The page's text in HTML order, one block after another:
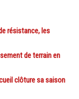
résistance, les
de terrain en
clôture sa saison